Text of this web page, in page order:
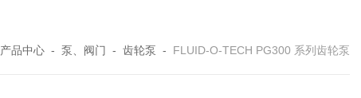
产品中心 - 泵、阀门 - 齿轮泵 - FLUID-O-TECH PG300 系列齿轮泵